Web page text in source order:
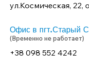
ул.Космическая, 22,
Офис в пгт.Старый
(Временно не работает)
+38 098 552 4242